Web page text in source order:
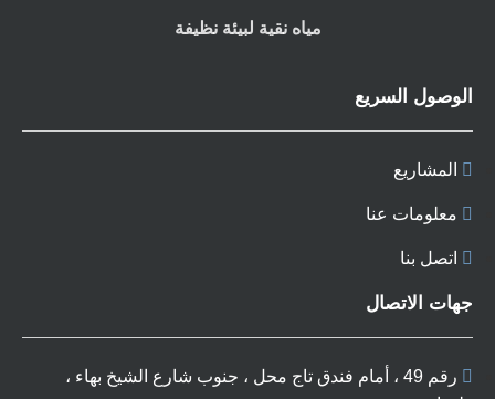
مياه نقية لبيئة نظيفة
الوصول السريع
المشاريع
معلومات عنا
اتصل بنا
جهات الاتصال
رقم 49 ، أمام فندق تاج محل ، جنوب شارع الشيخ بهاء ،